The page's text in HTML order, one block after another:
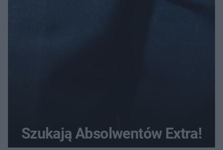
Szukają Absolwentów Extra!